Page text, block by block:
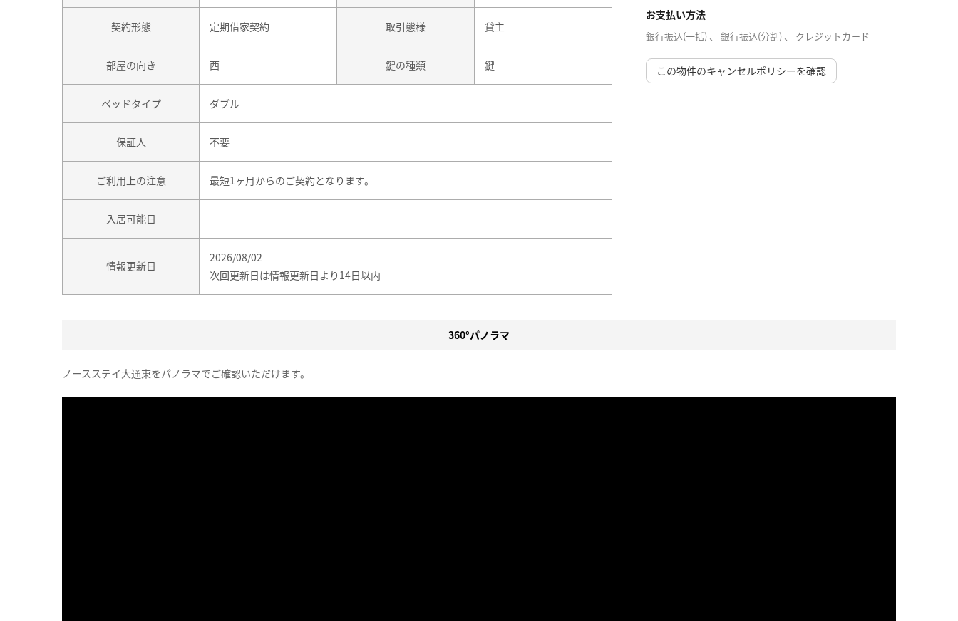
お支払い方法
銀行振込(一括) 、 銀行振込(分割) 、 クレジットカード
この物件のキャンセルポリシーを確認
契約形態 定期借家契約 取引態様 貸主
部屋の向き 西 鍵の種類 鍵
ベッドタイプ ダブル
保証人 不要
ご利用上の注意 最短1ヶ月からのご契約となります。
入居可能日
情報更新日
2026/08/02
次回更新日は情報更新日より14日以内
360°パノラマ
ノースステイ大通東をパノラマでご確認いただけます。